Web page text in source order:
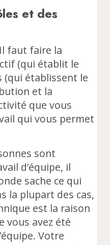
et des
Il faut faire la
(qui établit le
(qui établissent le
et la
que vous
qui vous permet
sont
d’équipe, il
sache ce qui
la plupart des cas,
est la raison
vous avez été
Votre